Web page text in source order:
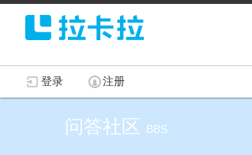
登录 注册
问答社区 BBS